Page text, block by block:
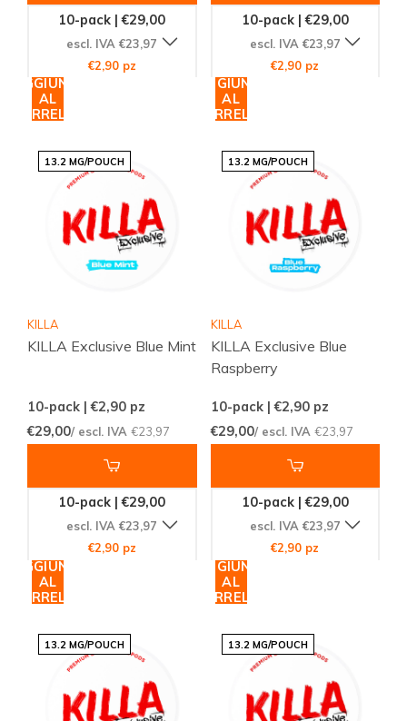
10-pack | €29,00
escl. IVA €23,97
€2,90 pz
AGGIUNGI
AL
CARRELLO
10-pack | €29,00
escl. IVA €23,97
€2,90 pz
AGGIUNGI
AL
CARRELLO
13.2 MG/POUCH
KILLA
KILLA Exclusive Blue Mint
10-pack | €2,90 pz
€29,00/ escl. IVA €23,97
10-pack | €29,00
escl. IVA €23,97
€2,90 pz
AGGIUNGI
AL
CARRELLO
13.2 MG/POUCH
KILLA
KILLA Exclusive Blue
Raspberry
10-pack | €2,90pz
€29,00/ escl. IVA €23,97
10-pack | €29,00
escl. IVA €23,97
€2,90 pz
AGGIUNGI
AL
CARRELLO
13.2 MG/POUCH 13.2 MG/POUCH